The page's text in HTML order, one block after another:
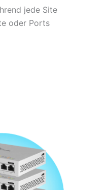
jede Site
oder Ports